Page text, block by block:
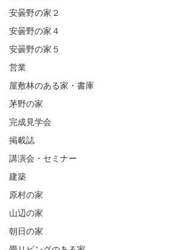
安曇野の家２
安曇野の家４
安曇野の家５
営業
屋敷林のある家・書庫
茅野の家
完成見学会
掲載誌
講演会・セミナー
建築
原村の家
山辺の家
朝日の家